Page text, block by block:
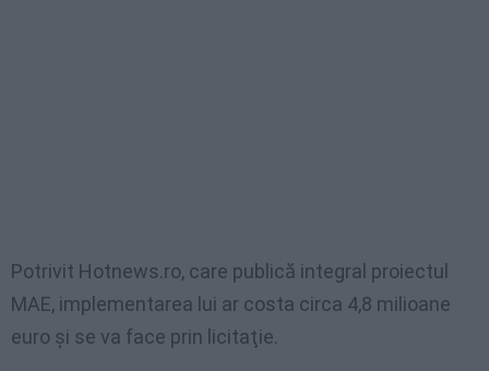
Potrivit Hotnews.ro, care publică integral proiectul
MAE, implementarea lui ar costa circa 4,8 milioane
euro şi se va face prin licitaţie.